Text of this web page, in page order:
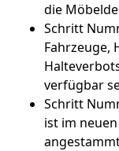
die
Schritt
Fahrzeuge,
verfügbar
Schritt
ist im